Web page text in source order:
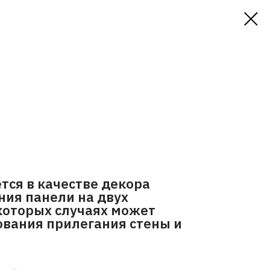
в качестве декора
панели на двух
случаях может
прилегания стены и